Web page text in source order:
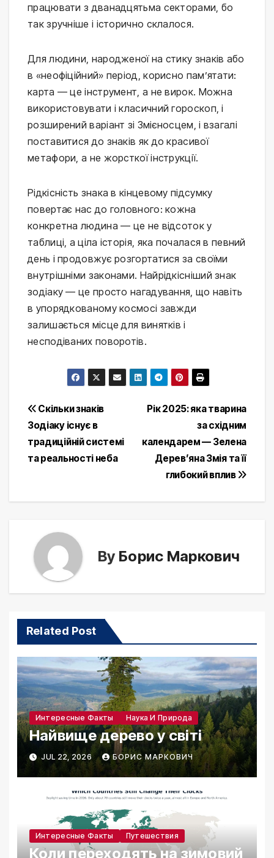
працювати з дванадцятьма секторами, бо
так зручніше і історично склалося.
Для людини, народженої на стику знаків або
в «неофіційний» період, корисно пам’ятати:
карта — це інструмент, а не вирок. Можна
використовувати і класичний гороскоп, і
розширений варіант зі Змієносцем, і взагалі
поставитися до знаків як до красивої
метафори, а не жорсткої інструкції.
Рідкісність знака в кінцевому підсумку
повертає нас до головного: кожна
конкретна людина — це не відсоток у
таблиці, а ціла історія, яка почалася в певний
день і продовжує розгортатися за своїми
внутрішніми законами. Найрідкісніший знак
зодіаку — це просто нагадування, що навіть
в упорядкованому космосі завжди
залишається місце для винятків і
несподіваних поворотів.
Post
navigation
Рік 2025: яка тварина
за східним
календарем — Зелена
Дерев’яна Змія та її
глибокий вплив
Скільки знаків
Зодіаку існує в
традиційній системі
та реальності неба
By Борис Маркович
Related Post
Интересные Факты Наука И Природа
Найвище дерево у світі
JUL 22, 2026 БОРИС МАРКОВИЧ
Интересные Факты Путешествия
Коли переходять на зимовий